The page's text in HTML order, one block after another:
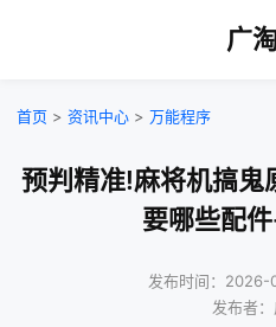
广
首页 > 资讯中心 > 万能程序
预判精准!麻将机搞鬼
要哪些配
发布时间：2026-
发布者